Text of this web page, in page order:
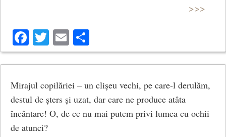
>>>
Facebook
Twitter
Email
Mirajul copilăriei – un clișeu vechi, pe care-l derulăm,
destul de șters și uzat, dar care ne produce atâta
încântare! O, de ce nu mai putem privi lumea cu ochii
de atunci?